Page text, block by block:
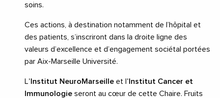
soins.
Ces actions, à destination notamment de l’hôpital et
des patients, s’inscriront dans la droite ligne des
valeurs d’excellence et d’engagement sociétal portées
par Aix-Marseille Université.
L’Institut NeuroMarseille et l’Institut Cancer et
Immunologie seront au cœur de cette Chaire. Fruits